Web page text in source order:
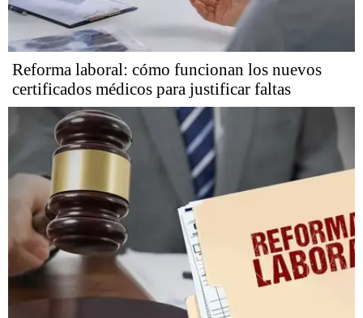
Reforma laboral: cómo funcionan los nuevos
certificados médicos para justificar faltas